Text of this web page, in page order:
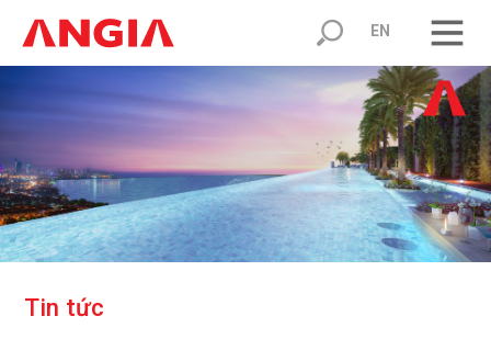
EN
Tin tức